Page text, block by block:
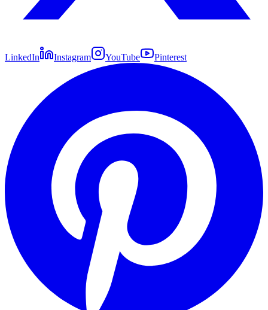
LinkedIn Instagram YouTube Pinterest